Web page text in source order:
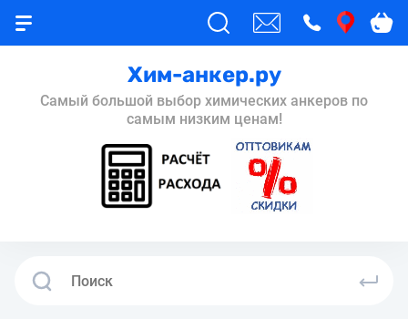
Хим-анкер.ру
Самый большой выбор химических анкеров по
самым низким ценам!